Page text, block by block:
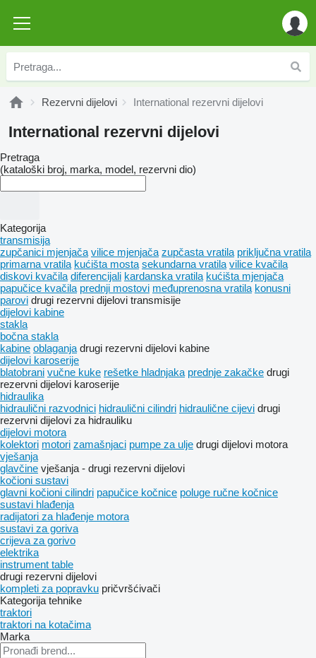
Rezervni dijelovi International rezervni dijelovi
International rezervni dijelovi
Pretraga
(kataloški broj, marka, model, rezervni dio)
Kategorija
transmisija
zupčanici mjenjača vilice mjenjača zupčasta vratila priključna vratila
primarna vratila kućišta mosta sekundarna vratila vilice kvačila
diskovi kvačila diferencijali kardanska vratila kućišta mjenjača
papučice kvačila prednji mostovi međuprenosna vratila konusni
parovi drugi rezervni dijelovi transmisije
dijelovi kabine
stakla
bočna stakla
kabine oblaganja drugi rezervni dijelovi kabine
dijelovi karoserije
blatobrani vučne kuke rešetke hladnjaka prednje zakačke drugi
rezervni dijelovi karoserije
hidraulika
hidraulični razvodnici hidraulični cilindri hidraulične cijevi drugi
rezervni dijelovi za hidrauliku
dijelovi motora
kolektori motori zamašnjaci pumpe za ulje drugi dijelovi motora
vješanja
glavčine vješanja - drugi rezervni dijelovi
kočioni sustavi
glavni kočioni cilindri papučice kočnice poluge ručne kočnice
sustavi hlađenja
radijatori za hlađenje motora
sustavi za goriva
crijeva za gorivo
elektrika
instrument table
drugi rezervni dijelovi
kompleti za popravku pričvršćivači
Kategorija tehnike
traktori
traktori na kotačima
Marka